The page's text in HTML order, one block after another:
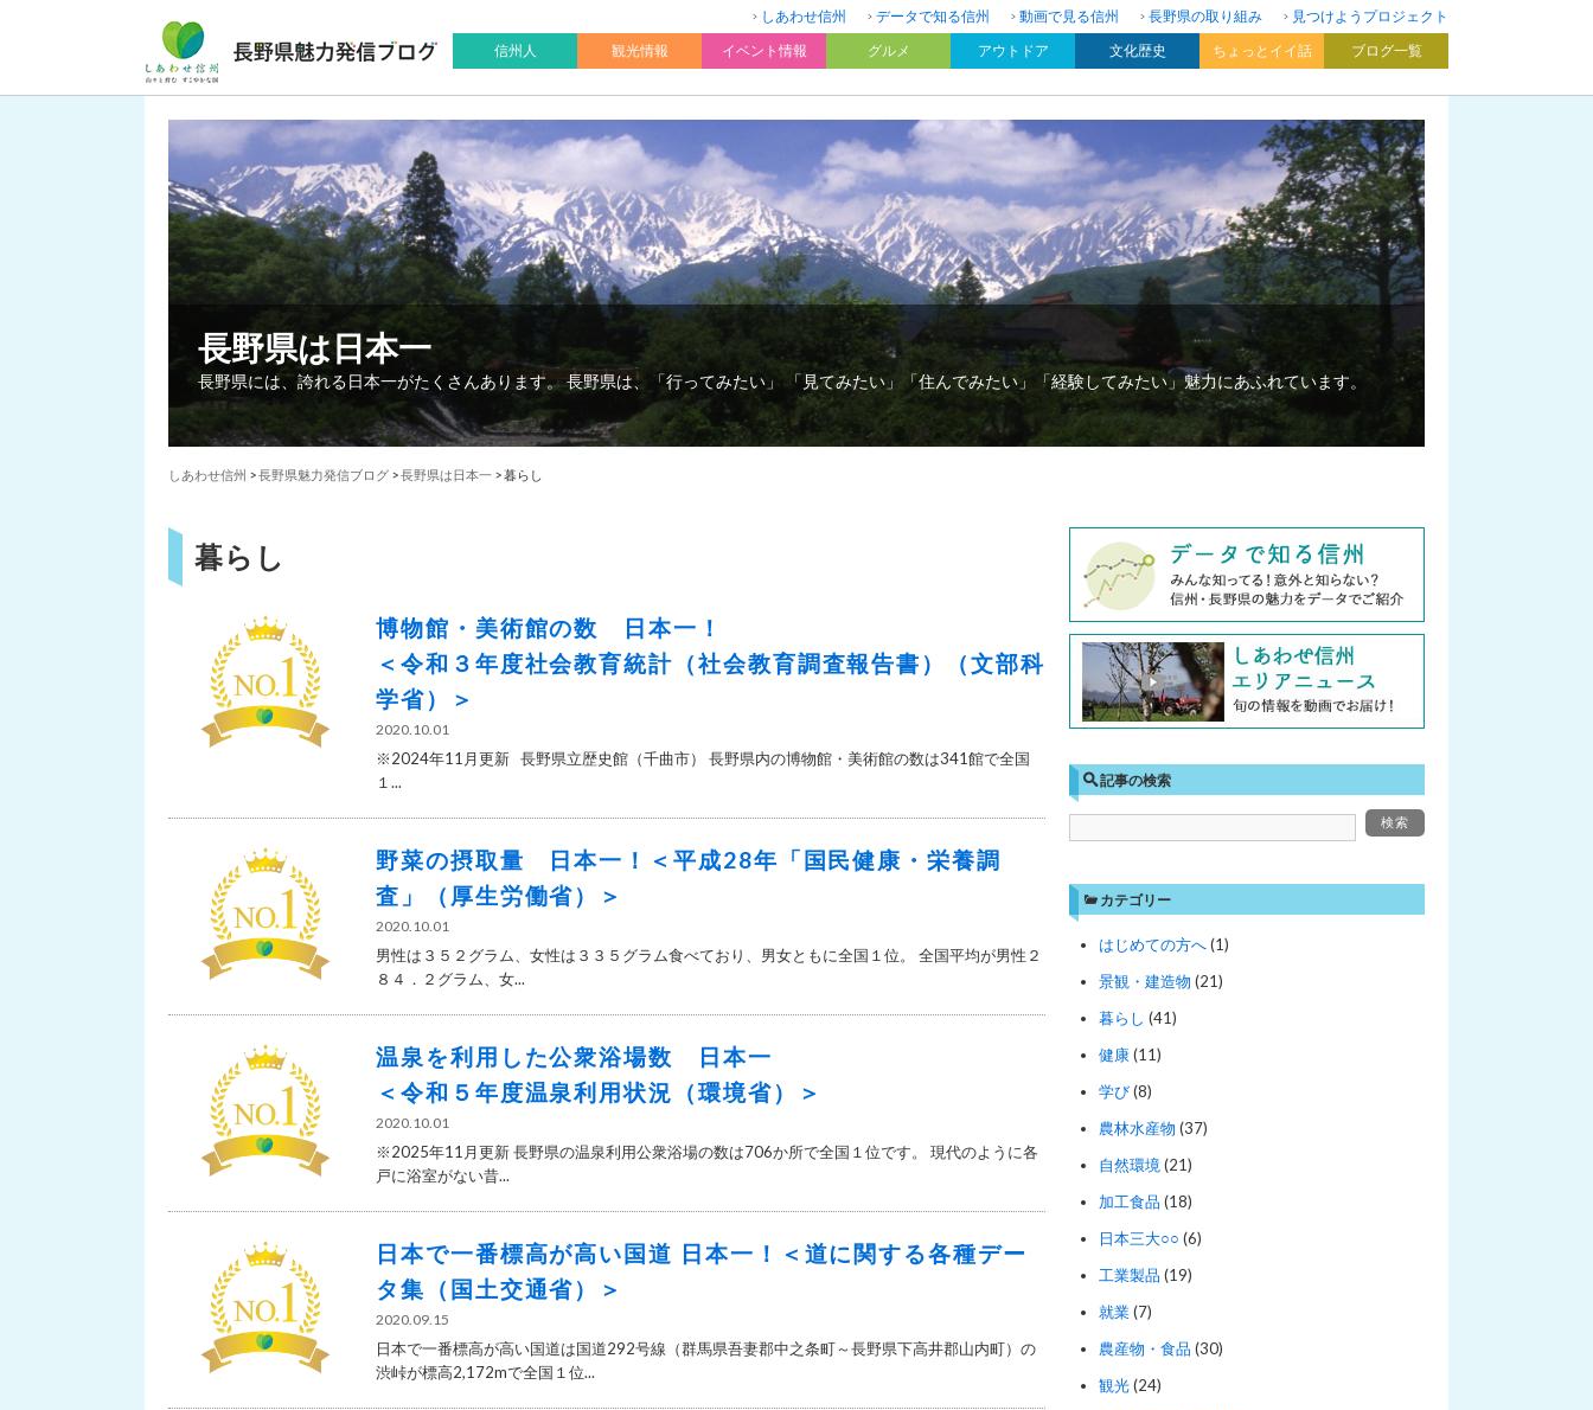
しあわせ信州 データで知る信州 動画で見る信州 長野県の取り組み
見つけようプロジェクト
信州人
観光情報 イベント情報 グルメ アウトドア 文化歴史 ちょっとイイ話 ブログ一覧
長野県は日本一
長野県には、誇れる日本一がたくさんあります。 長野県は、「行ってみたい」 「見てみたい」「住んでみたい」「経験してみたい」魅力にあふれています。
しあわせ信州 >長野県魅力発信ブログ >長野県は日本一 >暮らし
暮らし
博物館・美術館の数 日本一！
＜令和３年度社会教育統計（社会教育調査報告書）（文部科
学省）＞
2020.10.01
※2024年11月更新 長野県立歴史館（千曲市） 長野県内の博物館・美術館の数は341館で全国
１...
野菜の摂取量 日本一！＜平成28年「国民健康・栄養調
査」（厚生労働省）＞
2020.10.01
男性は３５２グラム、女性は３３５グラム食べており、男女ともに全国１位。 全国平均が男性２
８４．２グラム、女...
温泉を利用した公衆浴場数 日本一
＜令和５年度温泉利用状況（環境省）＞
2020.10.01
※2025年11月更新 長野県の温泉利用公衆浴場の数は706か所で全国１位です。 現代のように各
戸に浴室がない昔...
日本で一番標高が高い国道 日本一！＜道に関する各種デー
タ集（国土交通省）＞
2020.09.15
日本で一番標高が高い国道は国道292号線（群馬県吾妻郡中之条町～長野県下高井郡山内町）の
渋峠が標高2,172mで全国１位...
記事の検索
カテゴリー
はじめての方へ(1)
景観・建造物 (21)
暮らし (41)
健康(11)
学び(8)
農林水産物 (37)
自然環境 (21)
加工食品 (18)
日本三大○○ (6)
工業製品 (19)
就業(7)
農産物・食品 (30)
観光(24)